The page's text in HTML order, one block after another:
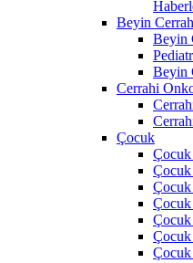
Beyin
Beyin
Beyin
Cerrahi
Çocuk
Çocuk